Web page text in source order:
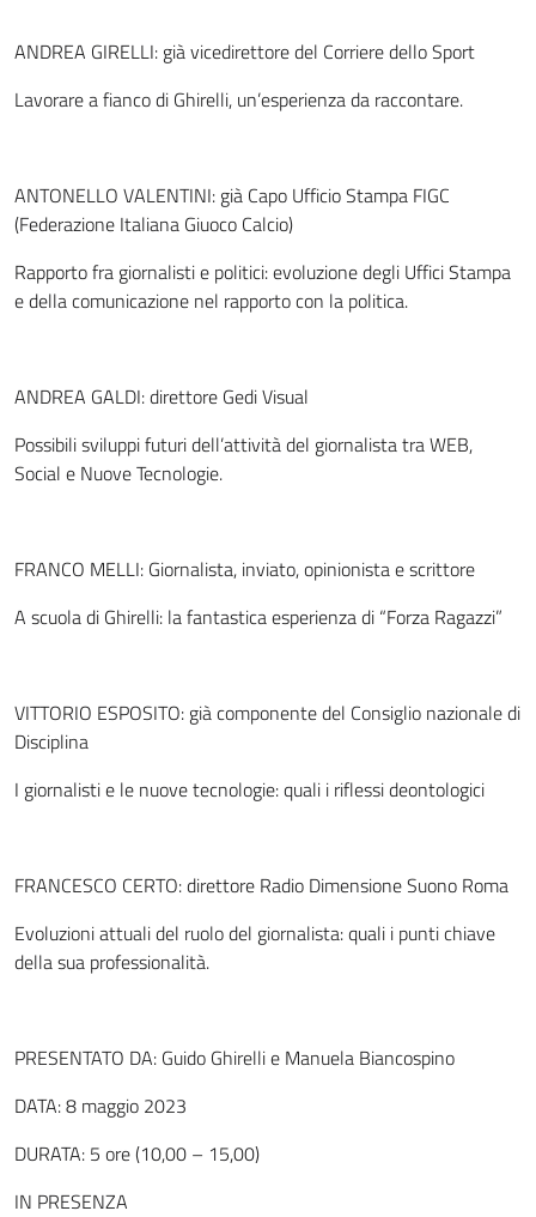
ANDREA GIRELLI: già vicedirettore del Corriere dello Sport
Lavorare a fianco di Ghirelli, un’esperienza da raccontare.
ANTONELLO VALENTINI: già Capo Ufficio Stampa FIGC
(Federazione Italiana Giuoco Calcio)
Rapporto fra giornalisti e politici: evoluzione degli Uffici Stampa
e della comunicazione nel rapporto con la politica.
ANDREA GALDI: direttore Gedi Visual
Possibili sviluppi futuri dell’attività del giornalista tra WEB,
Social e Nuove Tecnologie.
FRANCO MELLI: Giornalista, inviato, opinionista e scrittore
A scuola di Ghirelli: la fantastica esperienza di “Forza Ragazzi”
VITTORIO ESPOSITO: già componente del Consiglio nazionale di
Disciplina
I giornalisti e le nuove tecnologie: quali i riflessi deontologici
FRANCESCO CERTO: direttore Radio Dimensione Suono Roma
Evoluzioni attuali del ruolo del giornalista: quali i punti chiave
della sua professionalità.
PRESENTATO DA: Guido Ghirelli e Manuela Biancospino
DATA: 8 maggio 2023
DURATA: 5 ore (10,00 – 15,00)
IN PRESENZA